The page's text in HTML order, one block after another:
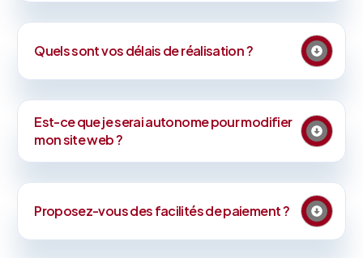
Quels sont vos délais de réalisation ?
Est-ce que je serai autonome pour modifier
mon site web ?
Proposez-vous des facilités de paiement ?